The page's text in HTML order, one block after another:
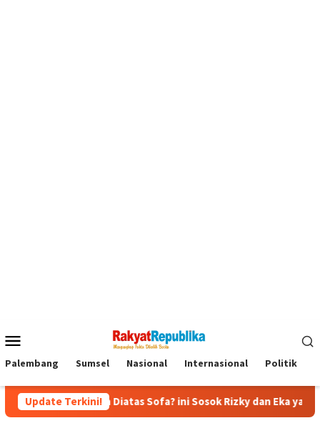
Mobile
Palembang Sumsel Nasional Internasional Politik
Update Terkini!
Diatas Sofa? ini Sosok Rizky dan Eka yang Viral